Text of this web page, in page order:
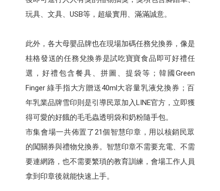
玩具、文具、USB等，超級實用、滿滿誠意。
此外，各大母嬰品牌也在現場加碼任務兌換券，像是
桂格發送的任務兌換券是試吃寶寶食品即可好禮任
選，好禮包含餐具、拼圖、提袋等；韓國Green
Finger 綠手指大方贈送40ml大容量乳液兌換券；百
年乳業品牌雪印則是引導民眾加入LINE官方，立即獲
得可愛的好餓的毛毛蟲透明袋和奶粉隨手包。
市集會場一共佈置了21個智慧印章，用以核銷民眾
的闖關券與禮物兌換券。智慧印章不需要充電、不需
要連網路，也不需要繁瑣的教育訓練，會場工作人員
拿到印章後就能快速上手。